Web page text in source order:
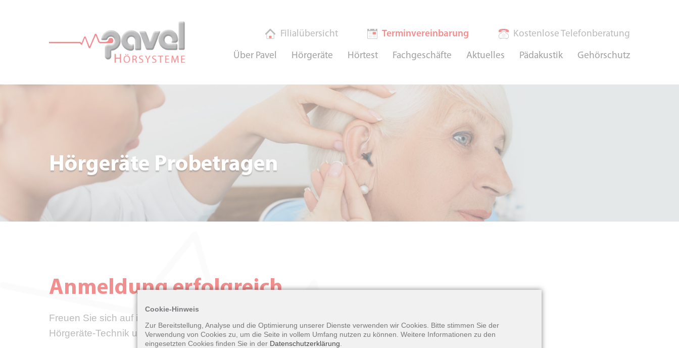
Filialübersicht Terminvereinbarung Kostenlose Telefonberatung
Über Pavel Hörgeräte Hörtest Fachgeschäfte Aktuelles Pädakustik Gehörschutz
Hörgeräte Probetragen
Anmeldung erfolgreich
Freuen Sie sich auf ihr Probetragen und erleben Sie die neueste
Hörgeräte-Technik unverbindlich im Alltag.
Cookie-Hinweis
Zur Bereitstellung, Analyse und die Optimierung unserer Dienste verwenden wir Cookies. Bitte stimmen Sie der
Verwendung von Cookies zu, um die Seite in vollem Umfang nutzen zu können. Weitere Informationen zu den
eingesetzten Cookies finden Sie in der Datenschutzerklärung